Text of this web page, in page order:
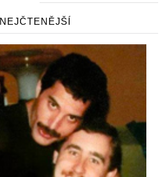
NEJČTENĚJŠÍ